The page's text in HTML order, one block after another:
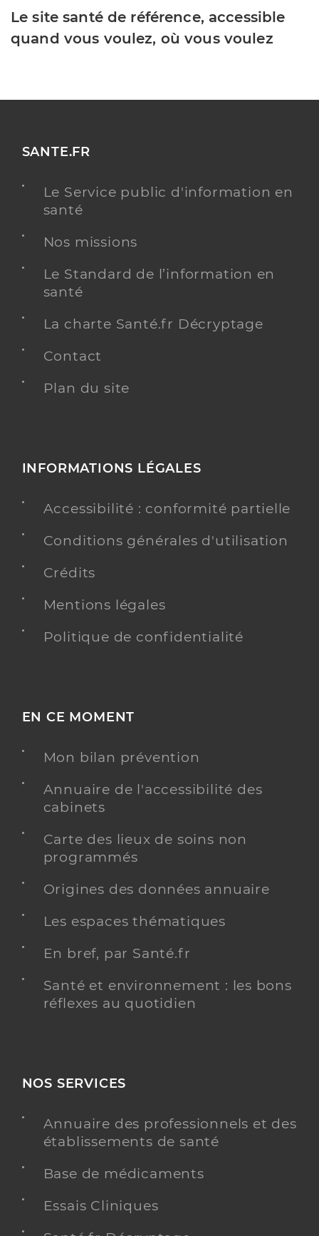
Le site santé de référence, accessible
quand vous voulez, où vous voulez
SANTE.FR
Le Service public d'information en
santé
Nos missions
Le Standard de l’information en
santé
La charte Santé.fr Décryptage
Contact
Plan du site
INFORMATIONS LÉGALES
Accessibilité : conformité partielle
Conditions générales d'utilisation
Crédits
Mentions légales
Politique de confidentialité
EN CE MOMENT
Mon bilan prévention
Annuaire de l'accessibilité des
cabinets
Carte des lieux de soins non
programmés
Origines des données annuaire
Les espaces thématiques
En bref, par Santé.fr
Santé et environnement : les bons
réflexes au quotidien
NOS SERVICES
Annuaire des professionnels et des
établissements de santé
Base de médicaments
Essais Cliniques